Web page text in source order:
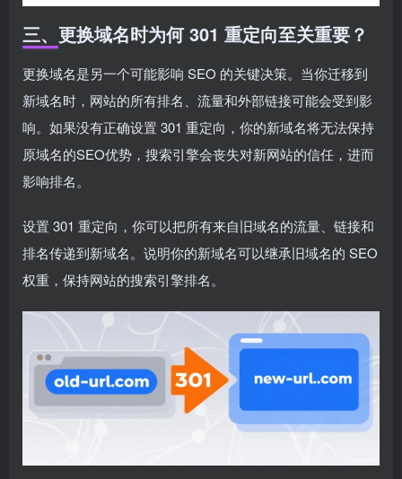
三、更换域名时为何 301 重定向至关重要？
更换域名是另一个可能影响 SEO 的关键决策。当你迁移到
新域名时，网站的所有排名、流量和外部链接可能会受到影
响。如果没有正确设置 301 重定向，你的新域名将无法保持
原域名的SEO优势，搜索引擎会丧失对新网站的信任，进而
影响排名。
设置 301 重定向，你可以把所有来自旧域名的流量、链接和
排名传递到新域名。说明你的新域名可以继承旧域名的 SEO
权重，保持网站的搜索引擎排名。